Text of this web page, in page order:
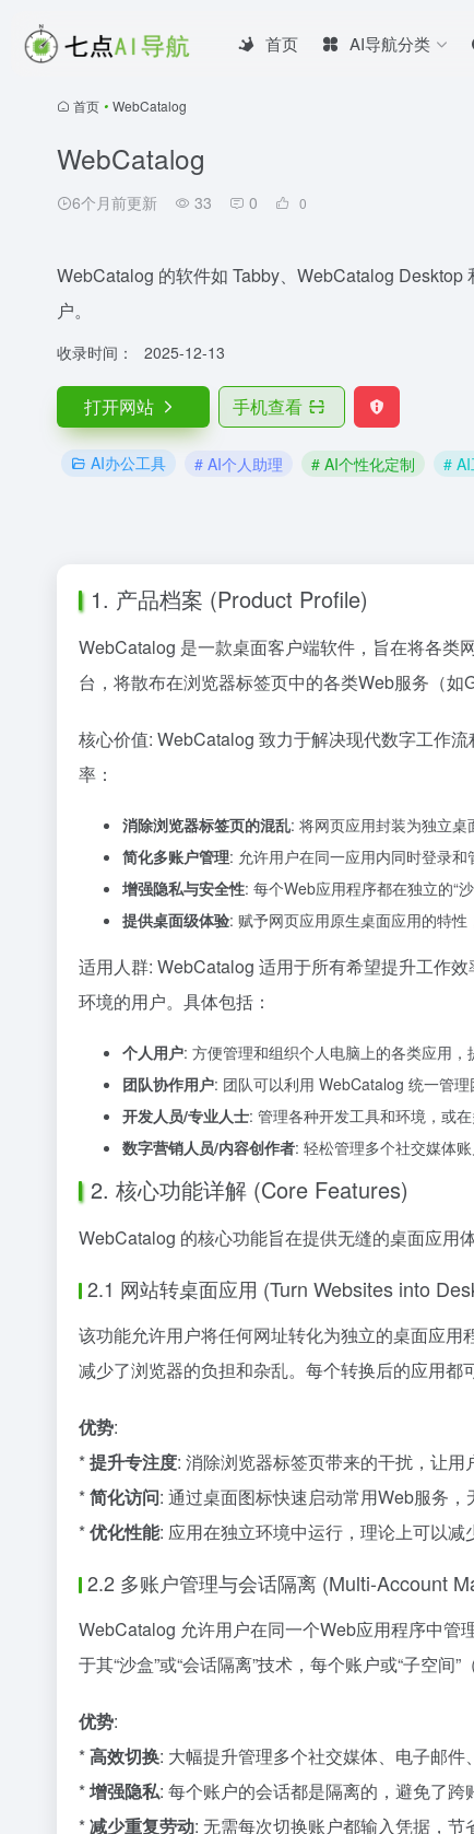
首页 AI导航分类
首页 • WebCatalog
WebCatalog
6个月前更新 33 0 0
WebCatalog 的软件如 Tabby、WebCatalog
户。
收录时间： 2025-12-13
打开网站 手机查看
AI办公工具 # AI个人助理 # AI个性化定制 #
1. 产品档案 (Product Profile)
WebCatalog 是一款桌面客户端软件，旨在将各类
台，将散布在浏览器标签页中的各类Web服务（如
核心价值: WebCatalog 致力于解决现代数字工作
率：
消除浏览器标签页的混乱: 将网页应用封装为独立桌
简化多账户管理: 允许用户在同一应用内同时登录和
增强隐私与安全性: 每个Web应用程序都在独立的“
提供桌面级体验: 赋予网页应用原生桌面应用的特性
适用人群: WebCatalog 适用于所有希望提升工作
环境的用户。具体包括：
个人用户: 方便管理和组织个人电脑上的各类应用，
团队协作用户: 团队可以利用 WebCatalog 统一管
开发人员/专业人士: 管理各种开发工具和环境，或
数字营销人员/内容创作者: 轻松管理多个社交媒体账
2. 核心功能详解 (Core Features)
WebCatalog 的核心功能旨在提供无缝的桌面应用
2.1 网站转桌面应用 (Turn Websites into
该功能允许用户将任何网址转化为独立的桌面应
减少了浏览器的负担和杂乱。每个转换后的应用都
优势:
*提升专注度: 消除浏览器标签页带来的干扰，让用
*简化访问: 通过桌面图标快速启动常用Web服务，
*优化性能: 应用在独立环境中运行，理论上可以减
2.2 多账户管理与会话隔离 (Multi-Account
WebCatalog 允许用户在同一个Web应用程序中管
于其“沙盒”或“会话隔离”技术，每个账户或“子空
优势:
*高效切换: 大幅提升管理多个社交媒体、电子邮件
*增强隐私: 每个账户的会话都是隔离的，避免了跨
*减少重复劳动: 无需每次切换账户都输入凭据，节